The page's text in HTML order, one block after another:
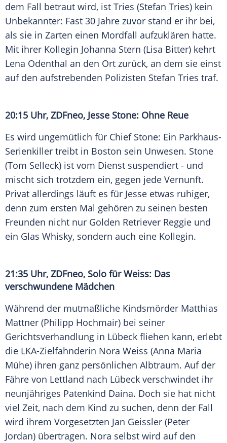
dem Fall betraut wird, ist Tries (Stefan Tries) kein
Unbekannter: Fast 30 Jahre zuvor stand er ihr bei,
als sie in Zarten einen Mordfall aufzuklären hatte.
Mit ihrer Kollegin Johanna Stern (Lisa Bitter) kehrt
Lena Odenthal an den Ort zurück, an dem sie einst
auf den aufstrebenden Polizisten Stefan Tries traf.
20:15 Uhr, ZDFneo, Jesse Stone: Ohne Reue
Es wird ungemütlich für Chief Stone: Ein Parkhaus-
Serienkiller treibt in Boston sein Unwesen. Stone
(Tom Selleck) ist vom Dienst suspendiert - und
mischt sich trotzdem ein, gegen jede Vernunft.
Privat allerdings läuft es für Jesse etwas ruhiger,
denn zum ersten Mal gehören zu seinen besten
Freunden nicht nur Golden Retriever Reggie und
ein Glas Whisky, sondern auch eine Kollegin.
21:35 Uhr, ZDFneo, Solo fürWeiss: Das
verschwundene Mädchen
Während der mutmaßliche Kindsmörder Matthias
Mattner (Philipp Hochmair) bei seiner
Gerichtsverhandlung in Lübeck fliehen kann, erlebt
die LKA-Zielfahnderin Nora Weiss (Anna Maria
Mühe) ihren ganz persönlichen Albtraum. Auf der
Fähre von Lettland nach Lübeck verschwindet ihr
neunjähriges Patenkind Daina. Doch sie hat nicht
viel Zeit, nach dem Kind zu suchen, denn der Fall
wird ihrem Vorgesetzten Jan Geissler (Peter
Jordan) übertragen. Nora selbst wird auf den